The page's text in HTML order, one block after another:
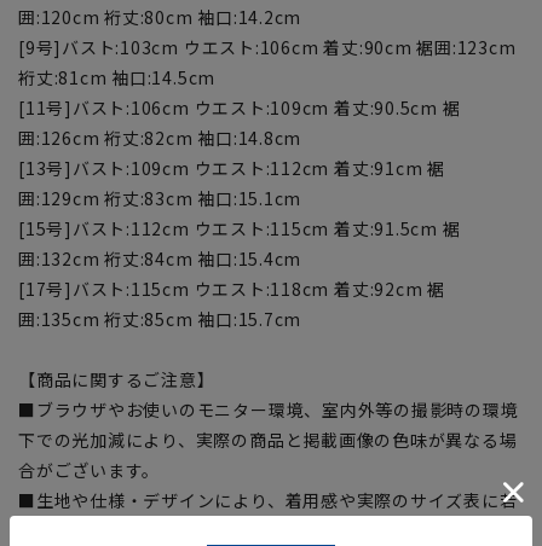
囲:120cm 裄丈:80cm 袖口:14.2cm
[9号]バスト:103cm ウエスト:106cm 着丈:90cm 裾囲:123cm
裄丈:81cm 袖口:14.5cm
[11号]バスト:106cm ウエスト:109cm 着丈:90.5cm 裾
囲:126cm 裄丈:82cm 袖口:14.8cm
[13号]バスト:109cm ウエスト:112cm 着丈:91cm 裾
囲:129cm 裄丈:83cm 袖口:15.1cm
[15号]バスト:112cm ウエスト:115cm 着丈:91.5cm 裾
囲:132cm 裄丈:84cm 袖口:15.4cm
[17号]バスト:115cm ウエスト:118cm 着丈:92cm 裾
囲:135cm 裄丈:85cm 袖口:15.7cm
【商品に関するご注意】
■ブラウザやお使いのモニター環境、室内外等の撮影時の環境
下での光加減により、実際の商品と掲載画像の色味が異なる場
合がございます。
■生地や仕様・デザインにより、着用感や実際のサイズ表に若